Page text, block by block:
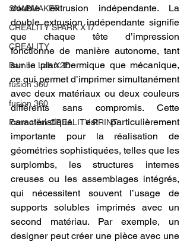
SNAPMAKER
CRÉALITY SPARK X I7
CREALITY
Bambu Lab X2D
fusion 360
fusion 360
Formation CREALITY PRINT
double extrusion indépendante. La
double extrusion indépendante signifie
que chaque tête d’impression
fonctionne de manière autonome, tant
sur le plan thermique que mécanique,
ce qui permet d’imprimer simultanément
avec deux matériaux ou deux couleurs
différents sans compromis. Cette
caractéristique est particulièrement
importante pour la réalisation de
géométries sophistiquées, telles que les
surplombs, les structures internes
creuses ou les assemblages intégrés,
qui nécessitent souvent l’usage de
supports solubles imprimés avec un
second matériau. Par exemple, un
designer peut créer une pièce avec une